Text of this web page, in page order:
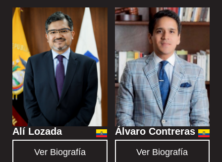
Alí Lozada
Ver Biografía
Álvaro Contreras
Ver Biografía